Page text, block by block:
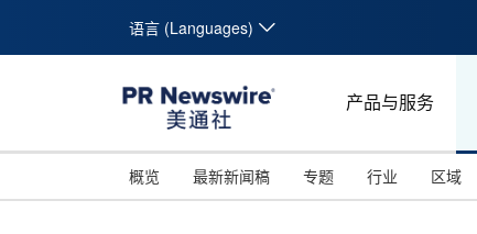
语言 (Languages)
产品与服务
概览 最新新闻稿 专题 行业 区域